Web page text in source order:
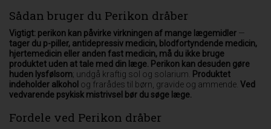
Sådan bruger du Perikon dråber
Vigtigt: perikon kan påvirke virkningen af mange lægemidler —
tager du p-piller, antidepressiv medicin, blodfortyndende medicin,
hjertemedicin eller anden fast medicin, må du ikke bruge
produktet uden at tale med din læge. Perikon kan desuden gøre
huden lysfølsom; undgå kraftig sol og solarium.
Produktet
indeholder alkohol og frarådes til børn, gravide og ammende. Ved
vedvarende psykisk mistrivsel bør du søge læge.
Fordele ved Perikon dråber